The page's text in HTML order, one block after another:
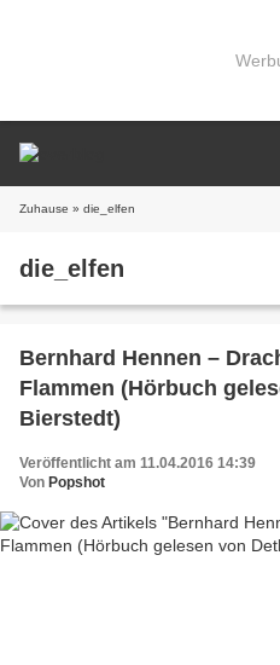
Zuhause » die_elfen
die_elfen
Bernhard Hennen –
Flammen (Hörbuch
Bierstedt)
Veröffentlicht am 11.04.2016 14:39
Von Popshot